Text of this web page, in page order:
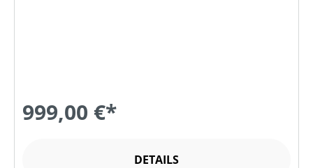
999,00 €*
DETAILS